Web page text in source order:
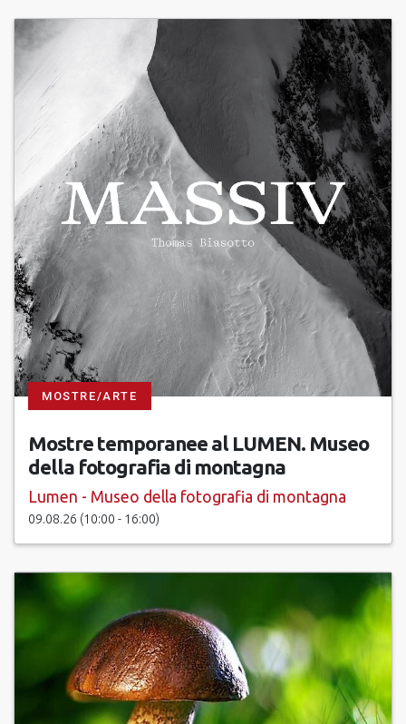
MOSTRE/ARTE
Mostre temporanee al LUMEN. Museo
della fotografia di montagna
Lumen - Museo della fotografia di montagna
09.08.26 (10:00 - 16:00)